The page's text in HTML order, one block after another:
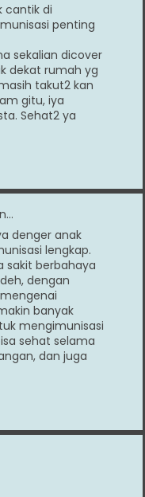
cantik di
penting
sekalian dicover
dekat rumah yg
takut2 kan
gitu, iya
Sehat2 ya
denger anak
lengkap.
sakit berbahaya
dengan
banyak
mengimunisasi
sehat selama
dan juga